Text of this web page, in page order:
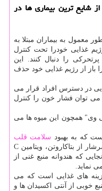
شایع ترین بیماری ها در
معمول به بیماران مبتلا به
غذایی خودرا تحت كنترل
را دنبال كنند. این
باز از رژیم غذایی خود حذف
در دسترس افراد قرار می
می توان فشار خون را كنترل
وی" همچون این میوه ها می
كه به بهبود سلامت قلب
كمك می نماید. همین طور این میوه سرشار از بتاكاروتن، ویتامین C
كه هندوانه منبع غنی از
نماید.
های غذایی است كه می
خوبی از آنتی اكسیدان ها و